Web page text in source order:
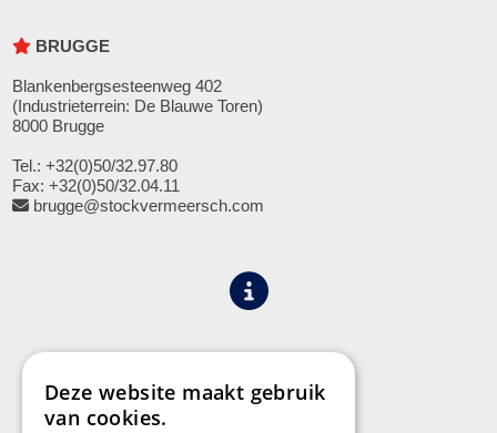
BRUGGE
Blankenbergsesteenweg 402
(Industrieterrein: De Blauwe Toren)
8000 Brugge
Tel.: +32(0)50/32.97.80
Fax: +32(0)50/32.04.11
brugge@stockvermeersch.com
Deze website maakt gebruik
van cookies.